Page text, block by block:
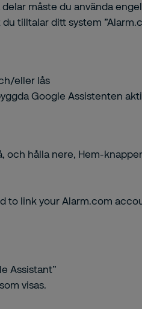
måste du använda
tilltalar ditt system
eller lås
Google Assistenten
och hålla nere, Hem-
to link your Alarm.com
Assistant”
visas.